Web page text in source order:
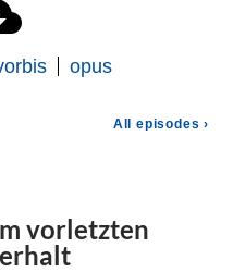
vorletzten